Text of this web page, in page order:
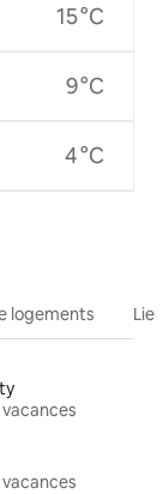
15 °C
9 °C
4 °C
logements